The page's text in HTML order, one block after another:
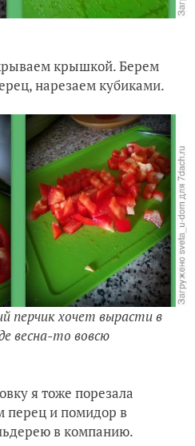
крышкой. Берем
нарезаем кубиками.
перчик хочет вырасти в
весна-то вовсю
я тоже порезала
перец и помидор в
в компанию.